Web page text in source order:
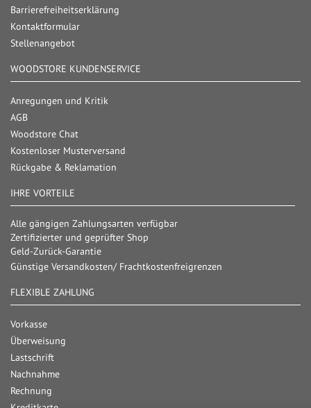
Barrierefreiheitserklärung
Kontaktformular
Stellenangebot
WOODSTORE KUNDENSERVICE
Anregungen und Kritik
AGB
Woodstore Chat
Kostenloser Musterversand
Rückgabe & Reklamation
IHRE VORTEILE
Alle gängigen Zahlungsarten verfügbar
Zertifizierter und geprüfter Shop
Geld-Zurück-Garantie
Günstige Versandkosten/ Frachtkostenfreigrenzen
FLEXIBLE ZAHLUNG
Vorkasse
Überweisung
Lastschrift
Nachnahme
Rechnung